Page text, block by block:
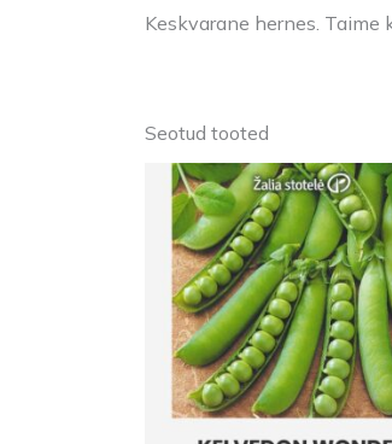
Keskvarane hernes.
Seotud tooted